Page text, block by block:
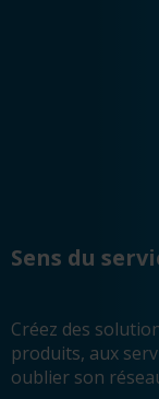
Sens du
Créez des
produits, aux
oublier son